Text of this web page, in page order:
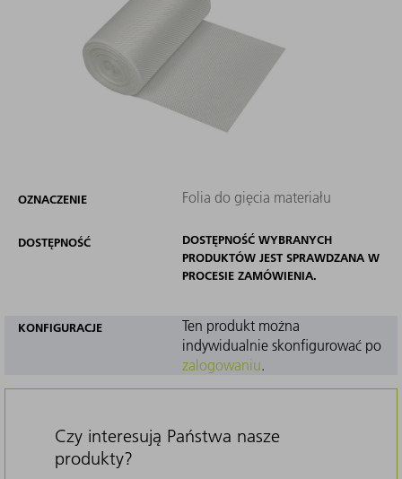
OZNACZENIE Folia do gięcia materiału
DOSTĘPNOŚĆ
DOSTĘPNOŚĆ WYBRANYCH
PRODUKTÓW JEST SPRAWDZANA W
PROCESIE ZAMÓWIENIA.
KONFIGURACJE
Ten produkt można
indywidualnie skonfigurować po
zalogowaniu.
Czy interesują Państwa nasze
produkty?